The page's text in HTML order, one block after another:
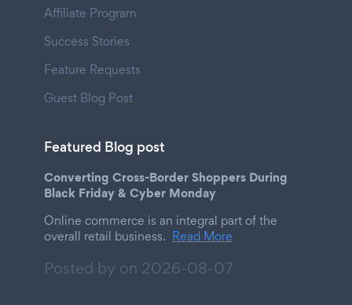
Affiliate Program
Success Stories
Feature Requests
Guest Blog Post
Featured Blog post
Converting Cross-Border Shoppers During
Black Friday & Cyber Monday
Online commerce is an integral part of the
overall retail business. Read More
Posted by on 2026-08-07